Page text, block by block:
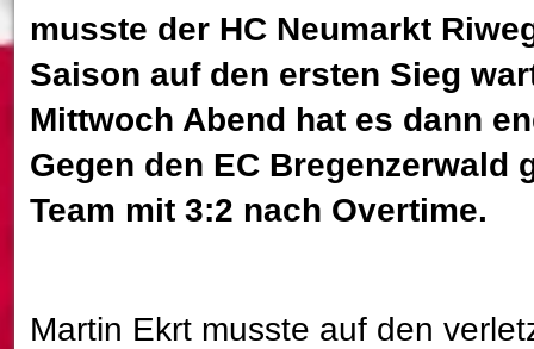
musste der HC Neumarkt
Saison auf den ersten Sieg
Mittwoch Abend hat es dann
Gegen den EC Bregenzerwald
Team mit 3:2 nach Overtime.
Martin Ekrt musste auf den